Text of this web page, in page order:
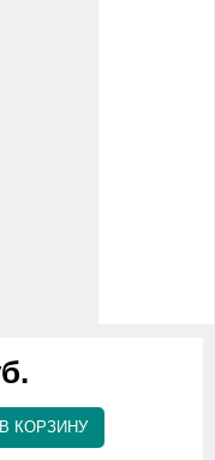
В КОРЗИНУ